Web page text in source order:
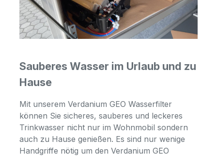
Sauberes Wasser im Urlaub und zu
Hause
Mit unserem Verdanium GEO Wasserfilter
können Sie sicheres, sauberes und leckeres
Trinkwasser nicht nur im Wohnmobil sondern
auch zu Hause genießen. Es sind nur wenige
Handgriffe nötig um den Verdanium GEO